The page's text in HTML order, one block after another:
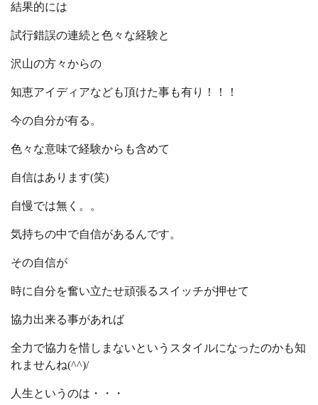
結果的には
試行錯誤の連続と色々な経験と
沢山の方々からの
知恵アイディアなども頂けた事も有り！！！
今の自分が有る。
色々な意味で経験からも含めて
自信はあります(笑)
自慢では無く。。
気持ちの中で自信があるんです。
その自信が
時に自分を奮い立たせ頑張るスイッチが押せて
協力出来る事があれば
全力で協力を惜しまないというスタイルになったのかも知
れませんね(^^)/
人生というのは・・・